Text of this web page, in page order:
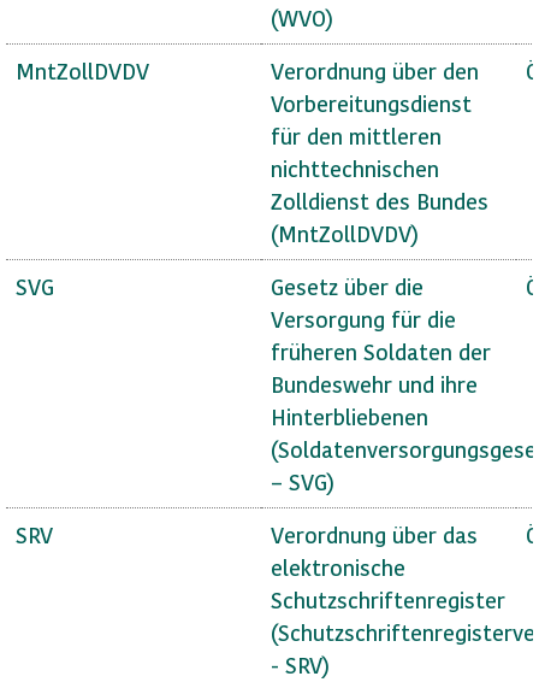
(WVO)
MntZollDVDV
Verordnung über den
Vorbereitungsdienst
für den mittleren
nichttechnischen
Zolldienst des Bundes
(MntZollDVDV)
SVG
Gesetz über die
Versorgung für die
früheren Soldaten der
Bundeswehr und ihre
Hinterbliebenen
– SVG)
SRV
Verordnung über das
elektronische
Schutzschriftenregister
- SRV)